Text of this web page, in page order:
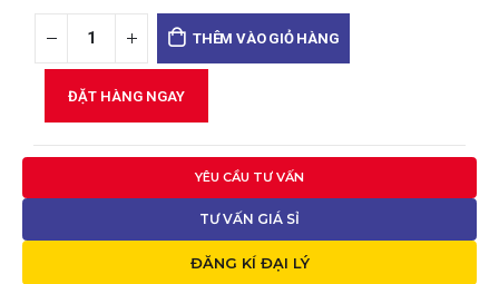
THÊM VÀO GIỎ HÀNG
ĐẶT HÀNG NGAY
YÊU CẦU TƯ VẤN
TƯ VẤN GIÁ SỈ
ĐĂNG KÍ ĐẠI LÝ